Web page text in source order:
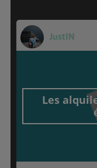
JustIN
Les